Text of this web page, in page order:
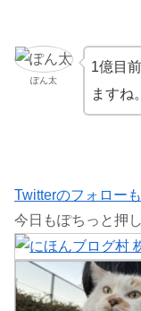
ぽん太
1億目
ますね。
Twitterのフォロー
今日もぽちっと押